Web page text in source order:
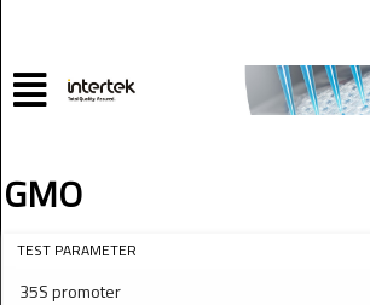
GMO
TEST PARAMETER
35S promoter